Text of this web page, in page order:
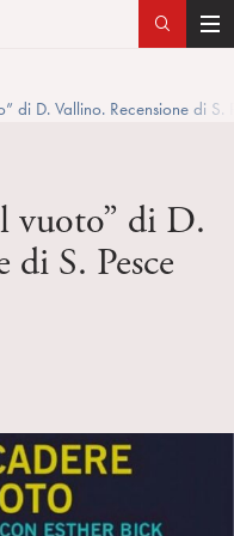
T
g
o
di D. Vallino. Recensione di S.
vuoto” di D.
S. Pesce